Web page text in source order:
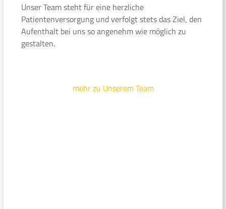
Unser Team steht für eine herzliche
Patientenversorgung und verfolgt stets das Ziel, den
Aufenthalt bei uns so angenehm wie möglich zu
gestalten.
mehr zu Unserem Team